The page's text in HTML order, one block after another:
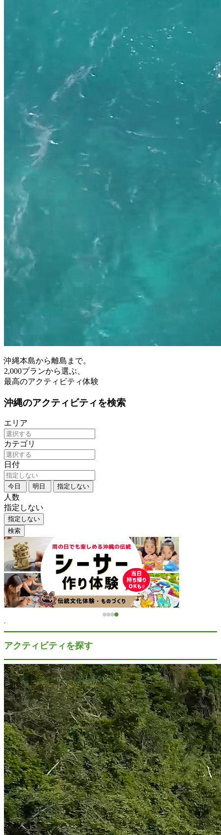
沖縄本島から離島まで。
2,000プランから選ぶ、
最高のアクティビティ体験
沖縄のアクティビティを検索
エリア
カテゴリ
日付
今日 明日 指定しない
人数
指定しない
指定しない
検索
アクティビティを探す